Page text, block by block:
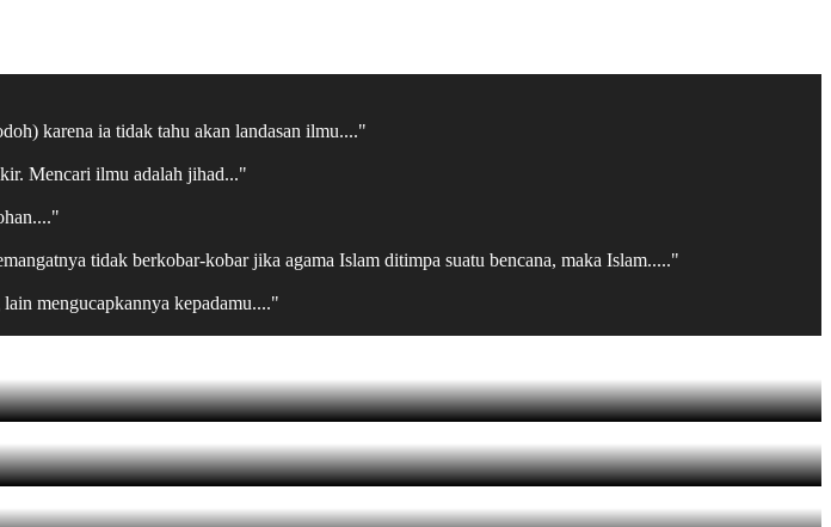
karena ia tidak tahu akan landasan ilmu...."
Mencari ilmu adalah jihad..."
tidak berkobar-kobar jika agama Islam ditimpa suatu bencana, maka Islam....."
mengucapkannya kepadamu...."